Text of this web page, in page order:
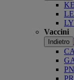
Vaccini
Indietro